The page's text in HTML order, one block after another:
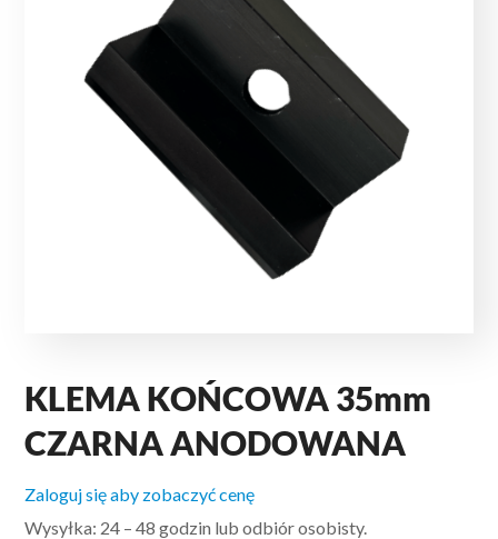
KLEMA KOŃCOWA 35mm
CZARNA ANODOWANA
Zaloguj się aby zobaczyć cenę
Wysyłka: 24 – 48 godzin lub odbiór osobisty.